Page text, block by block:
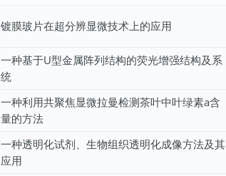
镀膜玻片在超分辨显微技术上的应用
一种基于U型金属阵列结构的荧光增强结构及系
统
一种利用共聚焦显微拉曼检测茶叶中叶绿素a含
量的方法
一种透明化试剂、生物组织透明化成像方法及其
应用